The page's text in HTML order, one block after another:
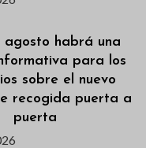
agosto habrá una
para los
sobre el nuevo
recogida puerta a
puerta